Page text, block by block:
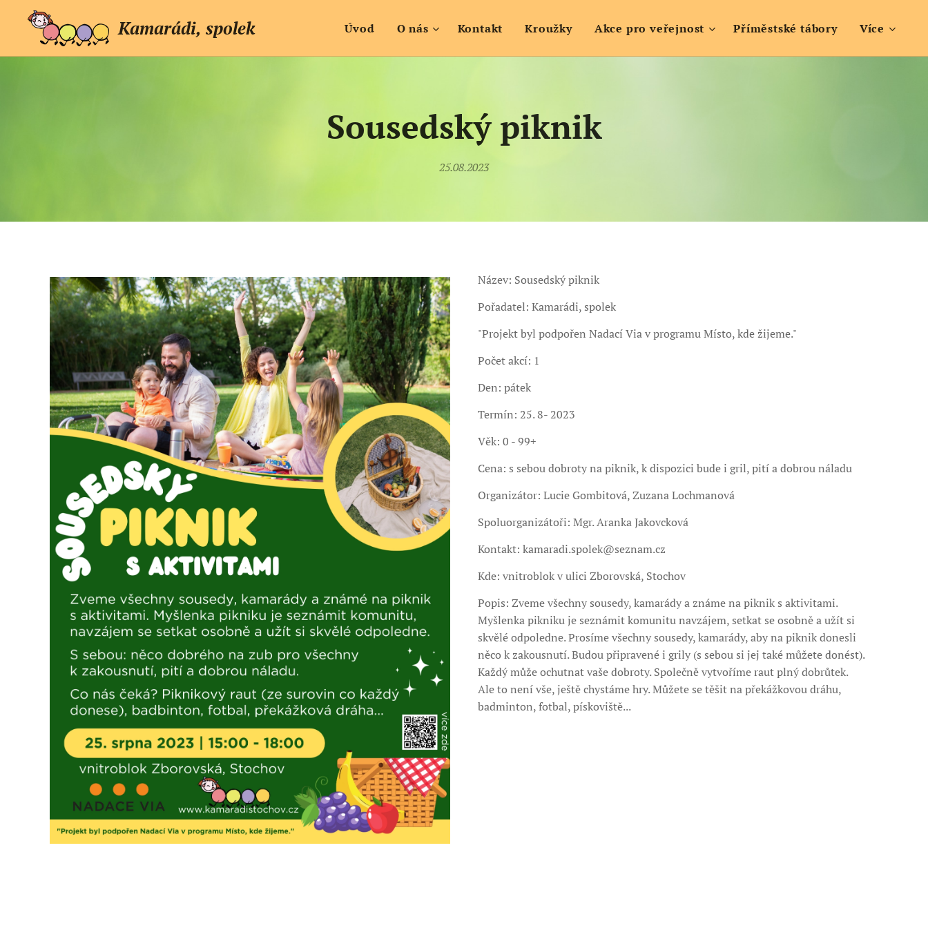
Kamarádi, spolek Úvod O nás Kontakt Kroužky Akce pro veřejnost Příměstské tábory Více
Sousedský piknik
25.08.2023
Název: Sousedský piknik
Pořadatel: Kamarádi, spolek
"Projekt byl podpořen Nadací Via v programu Místo, kde žijeme."
Počet akcí: 1
Den: pátek
Termín: 25. 8- 2023
Věk: 0 - 99+
Cena: s sebou dobroty na piknik, k dispozici bude i gril, pití a dobrou náladu
Organizátor: Lucie Gombitová, Zuzana Lochmanová
Spoluorganizátoři: Mgr. Aranka Jakovcková
Kontakt: kamaradi.spolek@seznam.cz
Kde: vnitroblok v ulici Zborovská, Stochov
Popis: Zveme všechny sousedy, kamarády a známe na piknik s aktivitami.
Myšlenka pikniku je seznámit komunitu navzájem, setkat se osobně a užít si
skvělé odpoledne. Prosíme všechny sousedy, kamarády, aby na piknik donesli
něco k zakousnutí. Budou připravené i grily (s sebou si jej také můžete donést).
Každý může ochutnat vaše dobroty. Společně vytvoříme raut plný dobrůtek.
Ale to není vše, ještě chystáme hry. Můžete se těšit na překážkovou dráhu,
badminton, fotbal, pískoviště...